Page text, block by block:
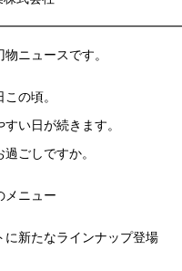
ニュースです。
の頃。
い日が続きます。
ごしですか。
メニュー
に新たなラインナップ登場